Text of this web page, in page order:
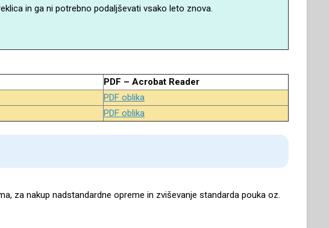
in ga ni potrebno podaljševati vsako leto znova.
PDF – Acrobat Reader
PDF oblika
PDF oblika
za nakup nadstandardne opreme in zviševanje standarda pouka oz.